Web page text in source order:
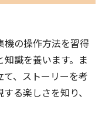
機の操作方法を習得
識を養います。ま
、ストーリーを考
る楽しさを知り、